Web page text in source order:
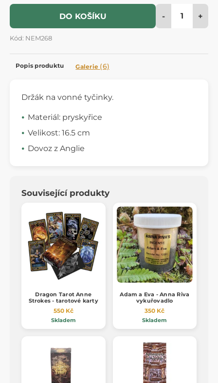
DO KOŠÍKU - +
Kód: NEM268
Popis produktu Galerie (6)
Držák na vonné tyčinky.
Materiál: pryskyřice
Velikost: 16.5 cm
Dovoz z Anglie
Související produkty
Dragon Tarot Anne
Strokes - tarotové karty
550 Kč
Skladem
Adam a Eva - Anna Riva
vykuřovadlo
350 Kč
Skladem